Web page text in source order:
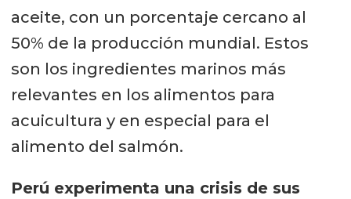
aceite, con un porcentaje cercano al
50% de la producción mundial. Estos
son los ingredientes marinos más
relevantes en los alimentos para
acuicultura y en especial para el
alimento del salmón.
Perú experimenta una crisis de sus